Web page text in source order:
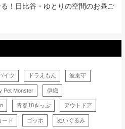
！日比谷・ゆとりの空間のお昼ご
イツ ドラえもん 波乗守
Pet Monster 伊織
青春18きっぷ アウトドア
ード ゴッホ ぬいぐるみ